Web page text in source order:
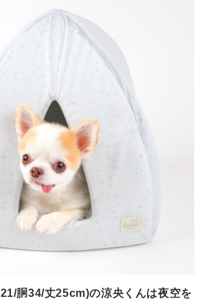
胴34/丈25cm)の涼央くんは夜空を